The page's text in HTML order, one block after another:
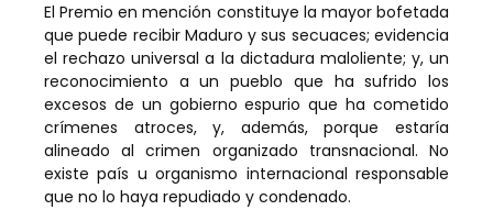
El Premio en mención constituye la mayor bofetada
que puede recibir Maduro y sus secuaces; evidencia
el rechazo universal a la dictadura maloliente; y, un
reconocimiento a un pueblo que ha sufrido los
excesos de un gobierno espurio que ha cometido
crímenes atroces, y, además, porque estaría
alineado al crimen organizado transnacional. No
existe país u organismo internacional responsable
que no lo haya repudiado y condenado.